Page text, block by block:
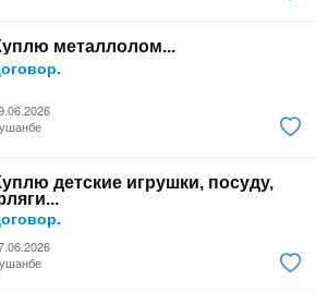
металлолом...
детские игрушки, посуду,